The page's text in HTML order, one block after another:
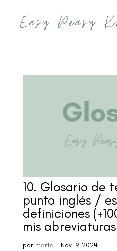
10. Glosario de
punto inglés /
definiciones
mis abreviaturas
por marta | Nov 19, 2024